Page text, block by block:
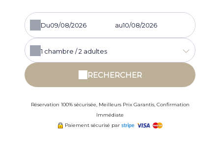
Du au
1 chambre /2 adultes
RECHERCHER
Réservation 100% sécurisée, Meilleurs Prix Garantis, Confirmation
Immédiate
Paiement sécurisé par